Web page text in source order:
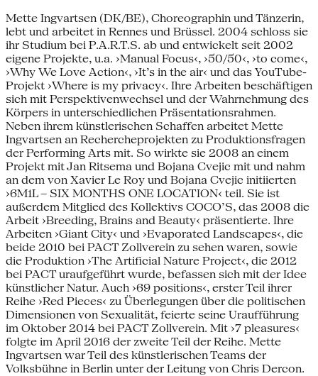
Mette Ingvartsen (DK/BE), Choreographin und Tänzerin,
lebt und arbeitet in Rennes und Brüssel. 2004 schloss sie
ihr Studium bei P.A.R.T.S. ab und entwickelt seit 2002
eigene Projekte, u.a. ›Manual Focus‹, ›50/50‹, ›to come‹,
›Why We Love Action‹, ›It’s in the air‹ und das YouTube-
Projekt ›Where is my privacy‹. Ihre Arbeiten beschäftigen
sich mit Perspektivenwechsel und der Wahrnehmung des
Körpers in unterschiedlichen Präsentationsrahmen.
Neben ihrem künstlerischen Schaffen arbeitet Mette
Ingvartsen an Rechercheprojekten zu Produktionsfragen
der Performing Arts mit. So wirkte sie 2008 an einem
Projekt mit Jan Ritsema und Bojana Cvejic mit und nahm
an dem von Xavier Le Roy und Bojana Cvejic initiierten
›6M1L – SIX MONTHS ONE LOCATION‹ teil. Sie ist
außerdem Mitglied des Kollektivs COCO’S, das 2008 die
Arbeit ›Breeding, Brains and Beauty‹ präsentierte. Ihre
Arbeiten ›Giant City‹ und ›Evaporated Landscapes‹, die
beide 2010 bei PACT Zollverein zu sehen waren, sowie
die Produktion ›The Artificial Nature Project‹, die 2012
bei PACT uraufgeführt wurde, befassen sich mit der Idee
künstlicher Natur. Auch ›69 positions‹, erster Teil ihrer
Reihe ›Red Pieces‹ zu Überlegungen über die politischen
Dimensionen von Sexualität, feierte seine Uraufführung
im Oktober 2014 bei PACT Zollverein. Mit ›7 pleasures‹
folgte im April 2016 der zweite Teil der Reihe. Mette
Ingvartsen war Teil des künstlerischen Teams der
Volksbühne in Berlin unter der Leitung von Chris Dercon.